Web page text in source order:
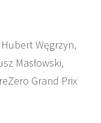
Hubert Węgrzyn,
Masłowski,
Grand Prix